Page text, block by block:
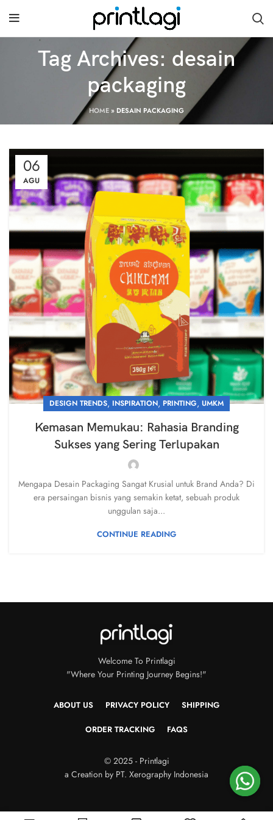
Tag Archives: desain
packaging
HOME» DESAIN PACKAGING
06
AGU
DESIGN TRENDS, INSPIRATION, PRINTING, UMKM
Kemasan Memukau: Rahasia Branding
Sukses yang Sering Terlupakan
Mengapa Desain Packaging Sangat Krusial untuk Brand Anda? Di
era persaingan bisnis yang semakin ketat, sebuah produk
unggulan saja...
CONTINUE READING
Welcome To Printlagi
"Where Your Printing Journey Begins!"
ABOUT US PRIVACY POLICY SHIPPING
ORDER TRACKING FAQS
© 2025 - Printlagi
a Creation by PT. Xerography Indonesia